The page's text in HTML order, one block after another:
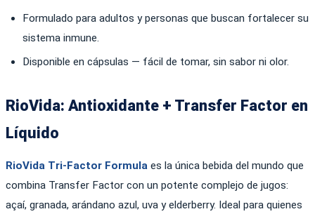
Formulado para adultos y personas que buscan fortalecer su
sistema inmune.
Disponible en cápsulas — fácil de tomar, sin sabor ni olor.
RioVida: Antioxidante + Transfer Factor en
Líquido
RioVida Tri-Factor Formula es la única bebida del mundo que
combina Transfer Factor con un potente complejo de jugos:
açaí, granada, arándano azul, uva y elderberry. Ideal para quienes